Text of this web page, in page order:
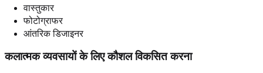
वास्तुकार
फोटोग्राफर
आंतरिक डिजाइनर
कलात्मक व्यवसायोंके लिए कौशल विकसित करना